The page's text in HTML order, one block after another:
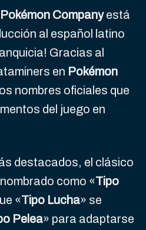
Companyestá
al español latino
Gracias al
en Pokémon
nombres oficiales que
del juego en
destacados, el clásico
como «Tipo
«Tipo Lucha» se
Pelea» para adaptarse